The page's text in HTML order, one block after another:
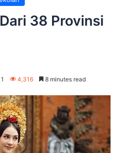
38 Provinsi
1 4,316 8 minutes read